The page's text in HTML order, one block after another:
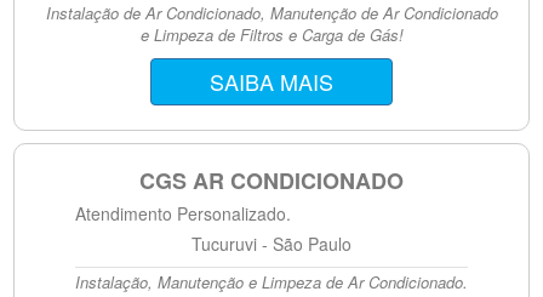
Instalação de Ar Condicionado, Manutenção de Ar Condicionado
e Limpeza de Filtros e Carga de Gás!
SAIBA MAIS
CGS AR CONDICIONADO
Atendimento Personalizado.
Tucuruvi - São Paulo
Instalação, Manutenção e Limpeza de Ar Condicionado.